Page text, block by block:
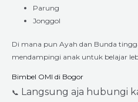
Parung
Jonggol
Di mana pun Ayah dan Bunda
mendampingi anak untuk belajar
Bimbel OMI di Bogor
📞 Langsung aja hubungi